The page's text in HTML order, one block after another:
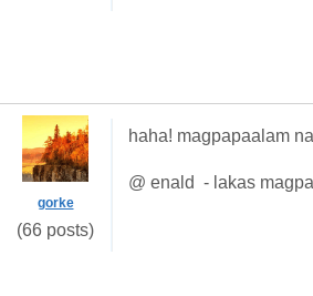
gorke
(66 posts)
haha! magpapaalam
@ enald - lakas